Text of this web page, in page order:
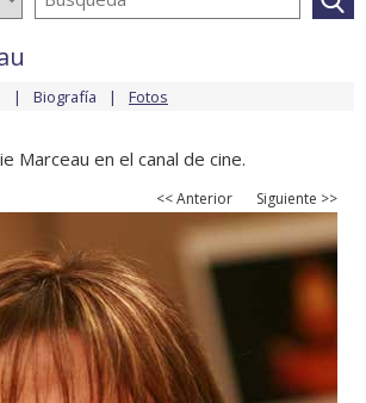
Biografía Fotos
Marceau en el canal de cine.
<< Anterior Siguiente >>